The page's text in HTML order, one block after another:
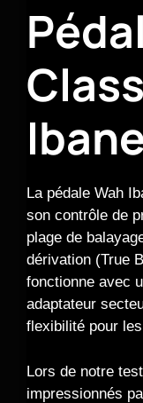
La pédale Wah
son contrôle de
plage de
dérivation (True
fonctionne avec
adaptateur
flexibilité pour
Lors de notre
impressionnés